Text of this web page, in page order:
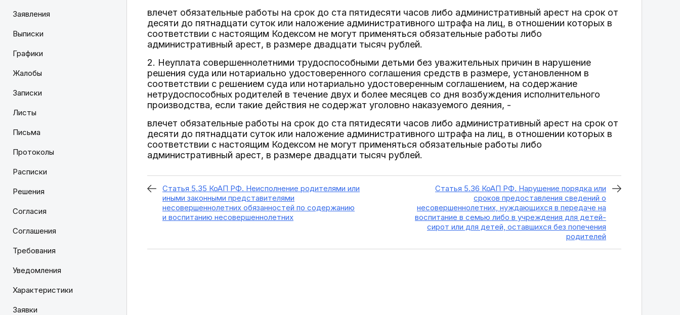
Заявления
Выписки
Графики
Жалобы
Записки
Листы
Письма
Протоколы
Расписки
Решения
Согласия
Соглашения
Требования
Уведомления
Характеристики
Заявки
влечет обязательные работы на срок до ста пятидесяти часов либо административный арест на срок от
десяти до пятнадцати суток или наложение административного штрафа на лиц, в отношении которых в
соответствии с настоящим Кодексом не могут применяться обязательные работы либо
административный арест, в размере двадцати тысяч рублей.
2. Неуплата совершеннолетними трудоспособными детьми без уважительных причин в нарушение
решения суда или нотариально удостоверенного соглашения средств в размере, установленном в
соответствии с решением суда или нотариально удостоверенным соглашением, на содержание
нетрудоспособных родителей в течение двух и более месяцев со дня возбуждения исполнительного
производства, если такие действия не содержат уголовно наказуемого деяния, -
влечет обязательные работы на срок до ста пятидесяти часов либо административный арест на срок от
десяти до пятнадцати суток или наложение административного штрафа на лиц, в отношении которых в
соответствии с настоящим Кодексом не могут применяться обязательные работы либо
административный арест, в размере двадцати тысяч рублей.
Статья 5.35 КоАП РФ. Неисполнение родителями или
иными законными представителями
несовершеннолетних обязанностей по содержанию
и воспитанию несовершеннолетних
Статья 5.36 КоАП РФ. Нарушение порядка или
сроков предоставления сведений о
несовершеннолетних, нуждающихся в передаче на
воспитание в семью либо в учреждения для детей-
сирот или для детей, оставшихся без попечения
родителей